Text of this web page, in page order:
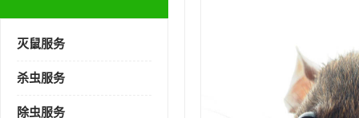
灭鼠服务
杀虫服务
除虫服务